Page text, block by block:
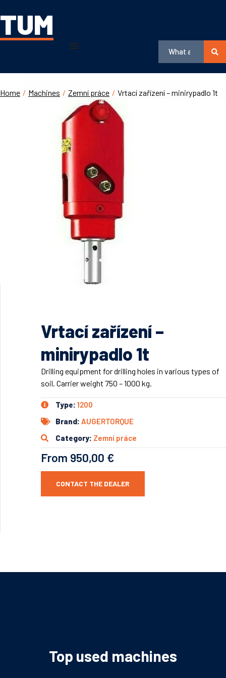
TUM
Home / Machines / Zemní práce / Vrtací zařízení – minirypadlo 1t
Vrtací zařízení –
minirypadlo 1t
Drilling equipment for drilling holes in various types of
soil. Carrier weight 750 – 1000 kg.
Type: 1200
Brand: AUGERTORQUE
Category: Zemní práce
From 950,00 €
CONTACT THE DEALER
Top used machines